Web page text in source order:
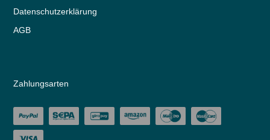
Daten­schutz­erklärung
AGB
Zahlungsarten